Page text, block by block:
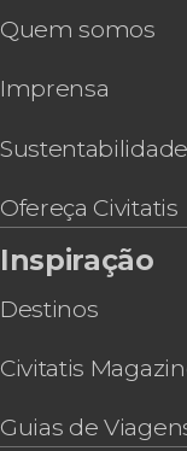
Excursão a Isla
Excursão à
Estação de
Excursão à
Quem somos
Imprensa
Sustentabilidade
Ofereça Civitatis
Inspiração
Destinos
Civitatis
Guias de